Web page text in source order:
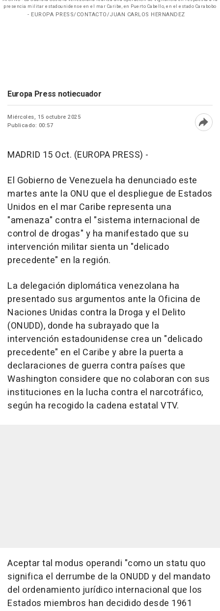
presencia militar estadounidense en el mar Caribe, en Puerto Cabello, en el estado Carabobo
- EUROPA PRESS/CONTACTO/JUAN CARLOS HERNANDEZ
Europa Press notiecuador
Miércoles, 15 octubre 2025
Publicado: 00:57
MADRID 15 Oct. (EUROPA PRESS) -
El Gobierno de Venezuela ha denunciado este
martes ante la ONU que el despliegue de Estados
Unidos en el mar Caribe representa una
"amenaza" contra el "sistema internacional de
control de drogas" y ha manifestado que su
intervención militar sienta un "delicado
precedente" en la región.
La delegación diplomática venezolana ha
presentado sus argumentos ante la Oficina de
Naciones Unidas contra la Droga y el Delito
(ONUDD), donde ha subrayado que la
intervención estadounidense crea un "delicado
precedente" en el Caribe y abre la puerta a
declaraciones de guerra contra países que
Washington considere que no colaboran con sus
instituciones en la lucha contra el narcotráfico,
según ha recogido la cadena estatal VTV.
Aceptar tal modus operandi "como un statu quo
significa el derrumbe de la ONUDD y del mandato
del ordenamiento jurídico internacional que los
Estados miembros han decidido desde 1961